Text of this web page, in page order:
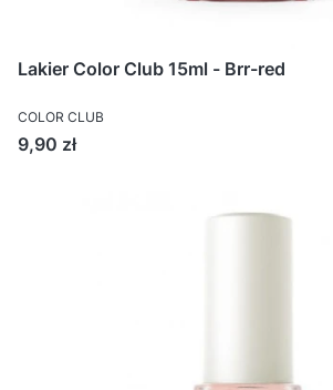
Lakier Color Club 15ml - Brr-red
COLOR CLUB
Cena
9,90 zł